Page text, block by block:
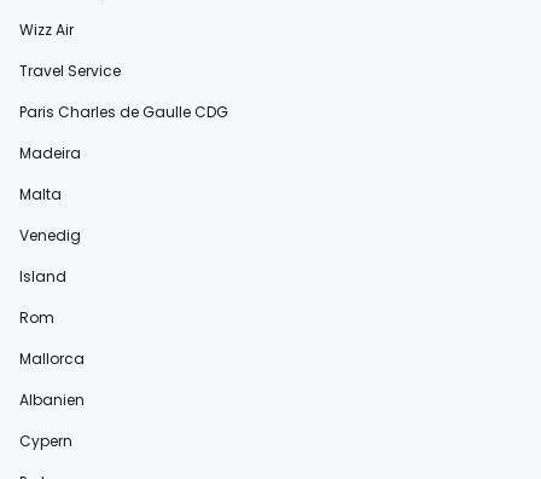
Wizz Air
Travel Service
Paris Charles de Gaulle CDG
Madeira
Malta
Venedig
Island
Rom
Mallorca
Albanien
Cypern